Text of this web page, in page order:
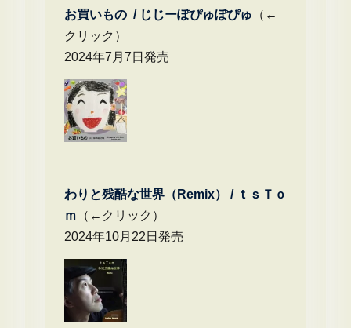
お買いもの / じじーぽぴゅぽぴゅ （←
クリック）
2024年7月7日発売
わりと残酷な世界（Remix） / ｔｓＴｏ
ｍ （←クリック）
2024年10月22日発売